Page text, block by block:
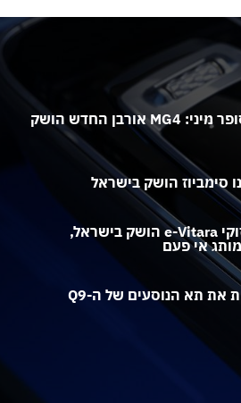
משפחתית במחיר של סופר מיני: MG4 אורבן החדש הושק
סימביוז הושק בישראל
מרים את השאלטר: סוזוקי e-Vitara הושק בישראל,
אי פעם
כנסו כנסו: אאודי חושפת את תא הנוסעים של ה-Q9